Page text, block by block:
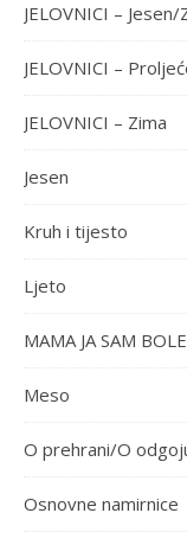
JELOVNICI – Jesen/
JELOVNICI –
JELOVNICI – Zima
Jesen
Kruh i tijesto
Ljeto
MAMA JA SAM
Meso
O prehrani/O
Osnovne namirnice